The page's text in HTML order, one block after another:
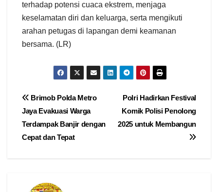
terhadap potensi cuaca ekstrem, menjaga
keselamatan diri dan keluarga, serta mengikuti
arahan petugas di lapangan demi keamanan
bersama. (LR)
Navigasi
pos
Polri Hadirkan Festival
Komik Polisi Penolong
2025 untuk Membangun
Brimob Polda Metro
Jaya Evakuasi Warga
Terdampak Banjir dengan
Cepat dan Tepat